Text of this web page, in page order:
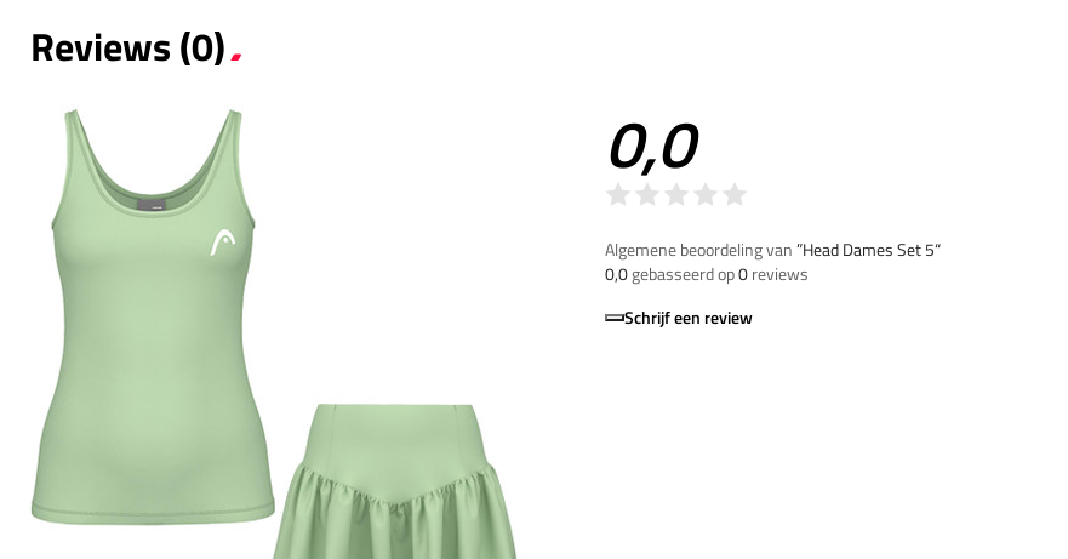
Reviews (0)
0,0
Algemene beoordeling van”Head Dames Set 5“
0,0gebasseerd op0reviews
Schrijf een review